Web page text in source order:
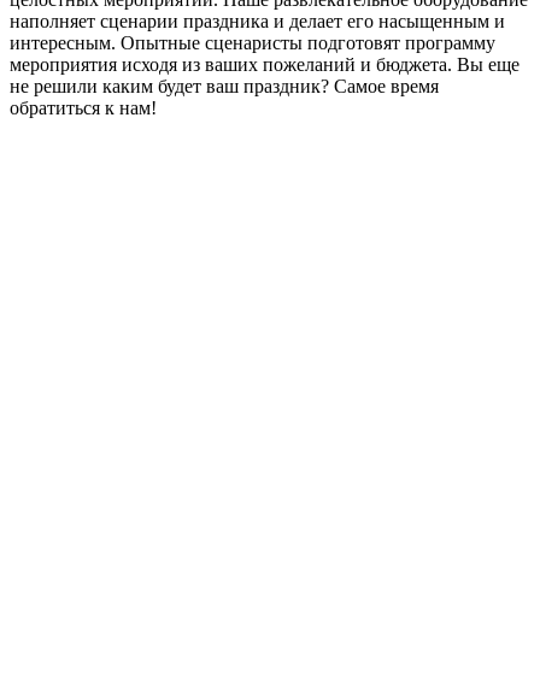
наполняет сценарии праздника и делает его насыщенным и
интересным. Опытные сценаристы подготовят программу
мероприятия исходя из ваших пожеланий и бюджета. Вы еще
не решили каким будет ваш праздник? Самое время
обратиться к нам!